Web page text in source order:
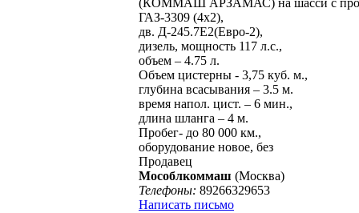
(КОММАШ АРЗАМАС) на шасси с
ГАЗ-3309 (4х2),
дв. Д-245.7Е2(Евро-2),
дизель, мощность 117 л.с.,
объем – 4.75 л.
Объем цистерны - 3,75 куб. м.,
глубина всасывания – 3.5 м.
время напол. цист. – 6 мин.,
длина шланга – 4 м.
Пробег- до 80 000 км.,
оборудование новое, без
Продавец
Мособлкоммаш (Москва)
Телефоны: 89266329653
Написать письмо